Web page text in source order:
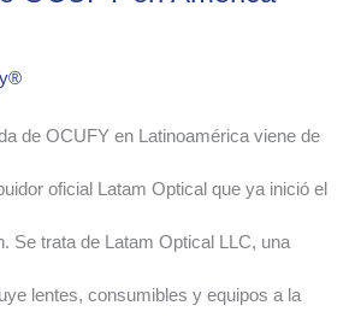
de OCUFY en Latinoamérica viene de
oficial Latam Optical que ya inició el
Se trata de Latam Optical LLC, una
lentes, consumibles y equipos a la